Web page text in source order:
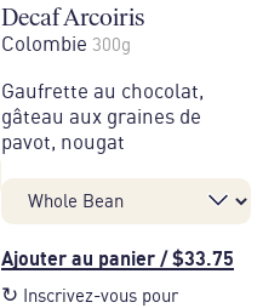
Decaf Arcoiris
Colombie 300g
Gaufrette au chocolat,
gâteau aux graines de
pavot, nougat
Ajouter au panier / $33.75
↻
Inscrivez-vous pour